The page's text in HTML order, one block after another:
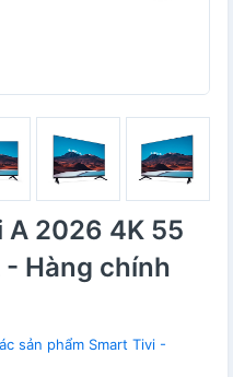
A 2026 4K 55
Hàng chính
sản phẩm Smart Tivi -